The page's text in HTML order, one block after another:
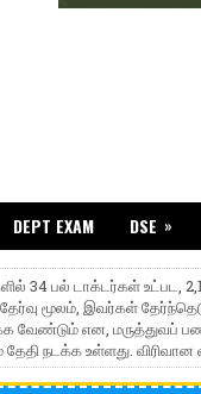
DEPT EXAM DSE »
34 பல் டாக்டர்கள் உட்பட,
தேர்வு மூலம், இவர்கள்
வேண்டும் என, மருத்துவப்
தேதி நடக்க உள்ளது.